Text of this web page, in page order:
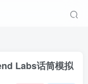
Labs话筒模拟